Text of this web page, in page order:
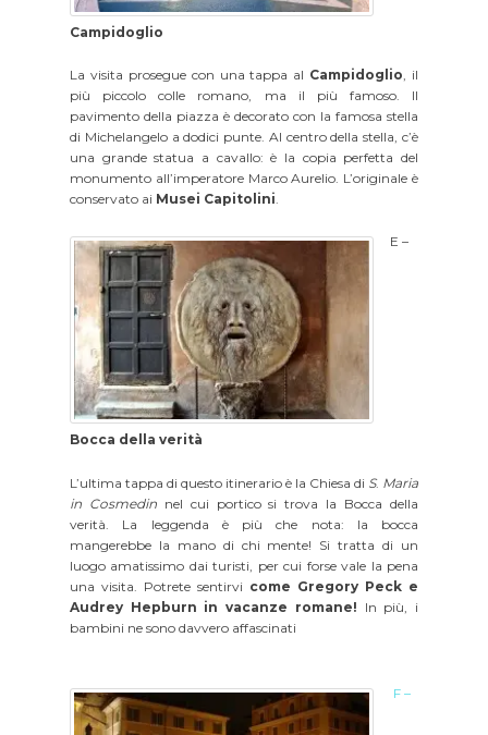
Campidoglio
La visita prosegue con una tappa al Campidoglio , il
più piccolo colle romano, ma il più famoso. Il
pavimento della piazza è decorato con la famosa stella
di Michelangelo a dodici punte. Al centro della stella, c’è
una grande statua a cavallo: è la copia perfetta del
monumento all’imperatore Marco Aurelio. L’originale è
conservato ai Musei Capitolini
E –
Bocca della verità
L’ultima tappa di questo itinerario è la Chiesa di S. Maria
in Cosmedinnel cui portico si trova la Bocca della
verità. La leggenda è più che nota: la bocca
mangerebbe la mano di chi mente! Si tratta di un
luogo amatissimo dai turisti, per cui forse vale la pena
una visita. Potrete sentirvi come Gregory Peck e
Audrey Hepburn in vacanze romane! In più, i
bambini ne sono davvero affascinati
F –